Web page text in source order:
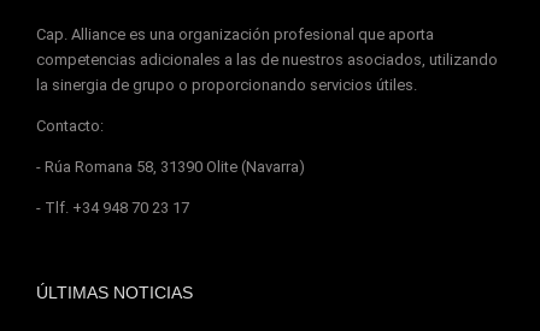
Cap. Alliance es una organización profesional que aporta
competencias adicionales a las de nuestros asociados, utilizando
la sinergia de grupo o proporcionando servicios útiles.
Contacto:
- Rúa Romana 58, 31390 Olite (Navarra)
- Tlf. +34 948 70 23 17
ÚLTIMAS NOTICIAS